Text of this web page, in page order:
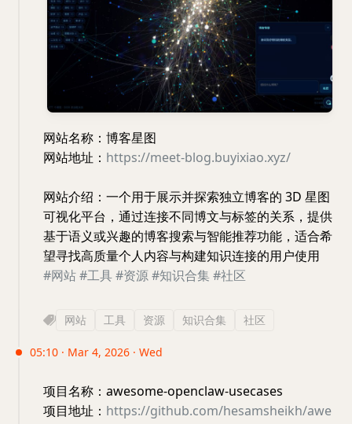
网站名称：博客星图
网站地址： https://meet-blog.buyixiao.xyz/
网站介绍：一个用于展示并探索独立博客的 3D 星图
可视化平台，通过连接不同博文与标签的关系，提供
基于语义或兴趣的博客搜索与智能推荐功能，适合希
望寻找高质量个人内容与构建知识连接的用户使用
#网站#工具#资源#知识合集#社区
网站 工具 资源 知识合集 社区
05:10 · Mar 4, 2026 · Wed
项目名称：awesome-openclaw-usecases
项目地址： https://github.com/hesamsheikh/awe